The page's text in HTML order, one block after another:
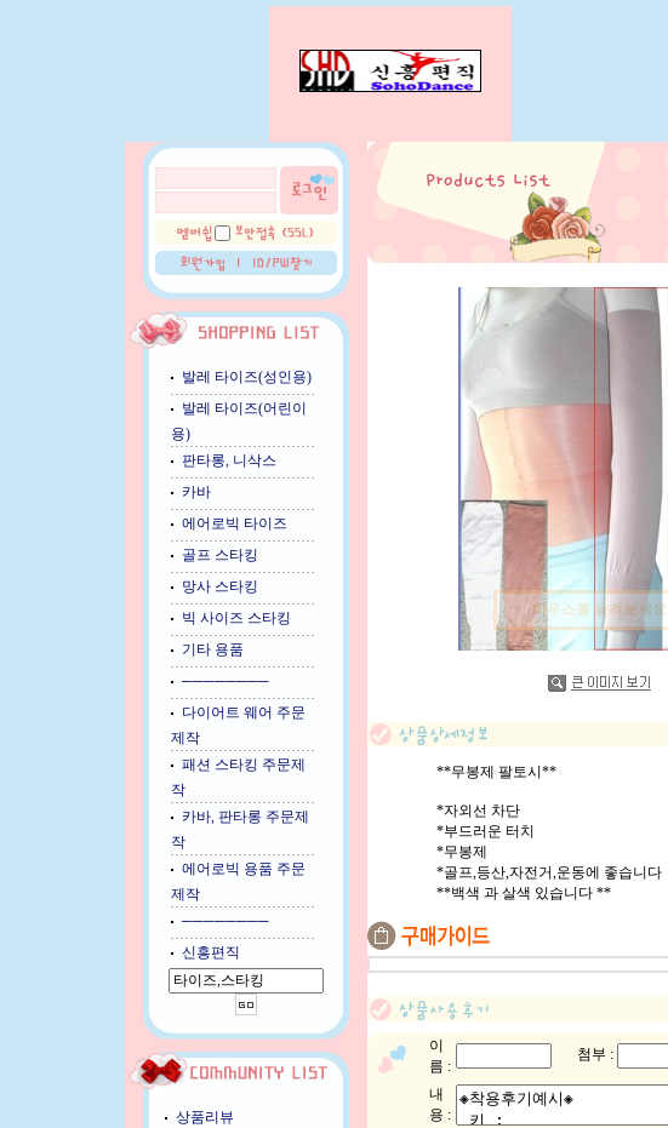
발레 타이즈(성인용)
발레 타이즈(어린이
용)
판타롱, 니삭스
카바
에어로빅 타이즈
골프 스타킹
망사 스타킹
빅 사이즈 스타킹
기타 용품
────────
다이어트 웨어 주문
제작
패션 스타킹 주문제
작
카바, 판타롱 주문제
작
에어로빅 용품 주문
제작
────────
신흥편직
상품리뷰
마우스를 올려보세요
**무봉제 팔토시**
*자외선 차단
*부드러운 터치
*무봉제
*골프,등산,자전거,운동에 좋습니다
**백색 과 살색 있습니다 **
이
름 :
첨부 :
내
용 :